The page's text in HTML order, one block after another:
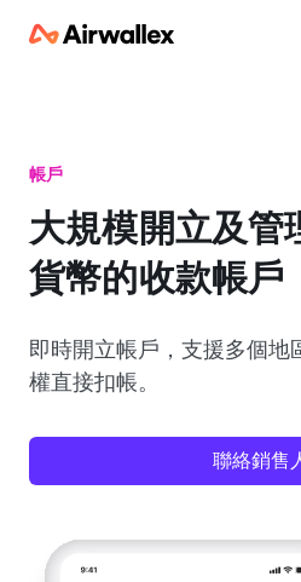
帳戶
大規模開立及管
貨幣的收款帳戶
即時開立帳戶，支援多個地
權直接扣帳。
聯絡銷售